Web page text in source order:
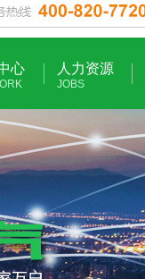
心 人力资源
JOBS